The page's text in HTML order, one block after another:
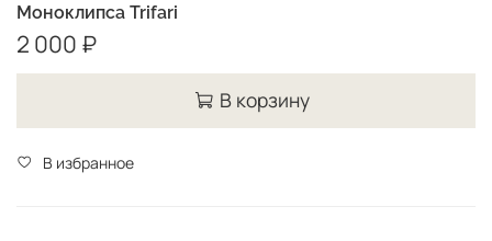
Моноклипса Trifari
2 000 ₽
В корзину
В избранное